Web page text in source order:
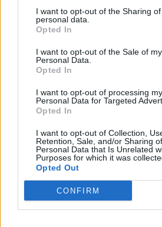
I want to opt-out of the Sharing
personal data.
Opted In
I want to opt-out of the Sale of my
Personal Data.
Opted In
I want to opt-out of processing my
Personal Data for Targeted
Opted In
I want to opt-out of Collection,
Retention, Sale, and/or Sharing
Personal Data that Is Unrelated
Purposes for which it was
Opted Out
CONFIRM
Infermierja shqiptare në
Itali shpërthen në lot në
protestë: Pacientët
detyrohen të kërkojnë
kurim jashtë vendit
Konflikt për shërbimin në
një hotel në Dhërmi, ish-
zyrtari i Policisë dyshohet
Mbi